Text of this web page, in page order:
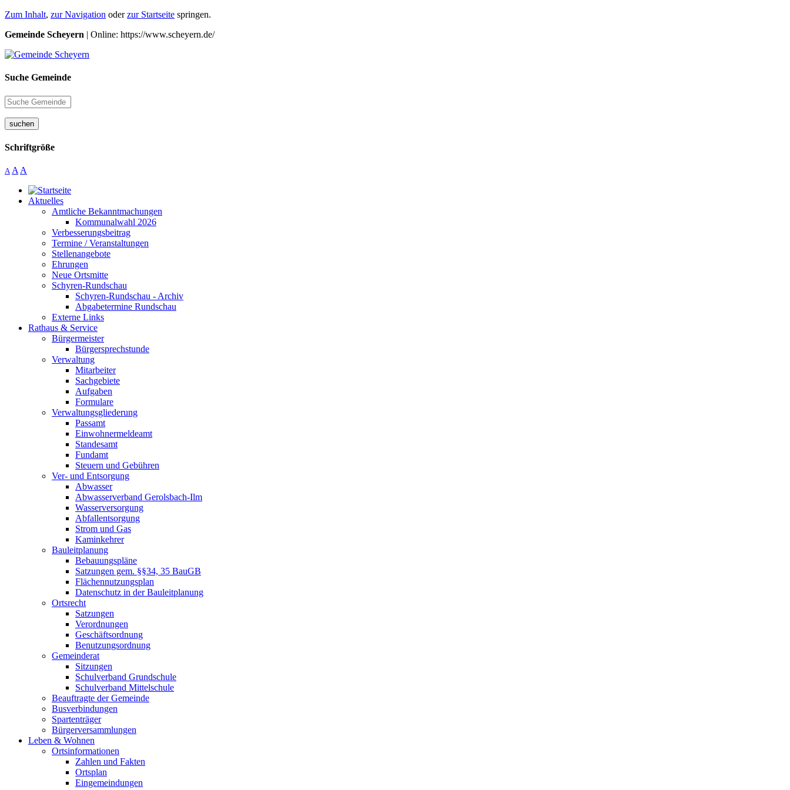
Zum Inhalt, zur Navigation oderzur Startseite springen.
Gemeinde Scheyern | Online: https://www.scheyern.de/
Suche Gemeinde
suchen
Schriftgröße
A A A
Aktuelles
Amtliche Bekanntmachungen
Kommunalwahl 2026
Verbesserungsbeitrag
Termine / Veranstaltungen
Stellenangebote
Ehrungen
Neue Ortsmitte
Schyren-Rundschau
Schyren-Rundschau - Archiv
Abgabetermine Rundschau
Externe Links
Rathaus & Service
Bürgermeister
Bürgersprechstunde
Verwaltung
Mitarbeiter
Sachgebiete
Aufgaben
Formulare
Verwaltungsgliederung
Passamt
Einwohnermeldeamt
Standesamt
Fundamt
Steuern und Gebühren
Ver- und Entsorgung
Abwasser
Abwasserverband Gerolsbach-Ilm
Wasserversorgung
Abfallentsorgung
Strom und Gas
Kaminkehrer
Bauleitplanung
Bebauungspläne
Satzungen gem. §§34, 35 BauGB
Flächennutzungsplan
Datenschutz in der Bauleitplanung
Ortsrecht
Satzungen
Verordnungen
Geschäftsordnung
Benutzungsordnung
Gemeinderat
Sitzungen
Schulverband Grundschule
Schulverband Mittelschule
Beauftragte der Gemeinde
Busverbindungen
Spartenträger
Bürgerversammlungen
Leben & Wohnen
Ortsinformationen
Zahlen und Fakten
Ortsplan
Eingemeindungen